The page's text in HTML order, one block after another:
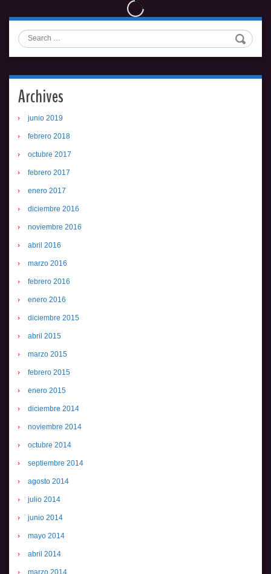
Search
Archives
junio 2019
febrero 2018
octubre 2017
febrero 2017
enero 2017
diciembre 2016
noviembre 2016
abril 2016
marzo 2016
febrero 2016
enero 2016
diciembre 2015
abril 2015
marzo 2015
febrero 2015
enero 2015
diciembre 2014
noviembre 2014
octubre 2014
septiembre 2014
agosto 2014
julio 2014
junio 2014
mayo 2014
abril 2014
marzo 2014